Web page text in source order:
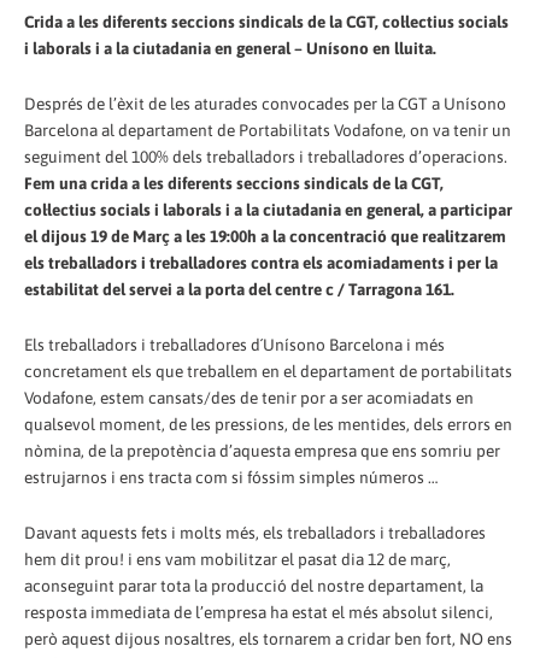
Crida a les diferents seccions sindicals de la CGT, col·lectius socials
i laborals i a la ciutadania en general – Unísono en lluita.
Després de l’èxit de les aturades convocades per la CGT a Unísono
Barcelona al departament de Portabilitats Vodafone, on va tenir un
seguiment del 100% dels treballadors i treballadores d’operacions.
Fem una crida a les diferents seccions sindicals de la CGT,
col·lectius socials i laborals i a la ciutadania en general, a participar
el dijous 19 de Març a les 19:00h a la concentració que realitzarem
els treballadors i treballadores contra els acomiadaments i per la
estabilitat del servei a la porta del centre c / Tarragona 161.
Els treballadors i treballadores d´Unísono Barcelona i més
concretament els que treballem en el departament de portabilitats
Vodafone, estem cansats/des de tenir por a ser acomiadats en
qualsevol moment, de les pressions, de les mentides, dels errors en
nòmina, de la prepotència d’aquesta empresa que ens somriu per
estrujarnos i ens tracta com si fóssim simples números …
Davant aquests fets i molts més, els treballadors i treballadores
hem dit prou! i ens vam mobilitzar el pasat dia 12 de març,
aconseguint parar tota la producció del nostre departament, la
resposta immediata de l’empresa ha estat el més absolut silenci,
però aquest dijous nosaltres, els tornarem a cridar ben fort, NO ens